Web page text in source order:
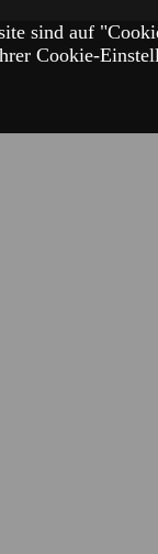
sind auf
Cookie-